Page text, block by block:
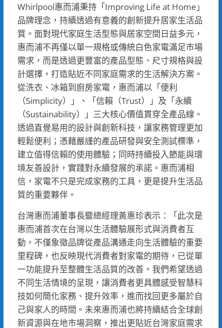
Whirlpool惠而浦秉持「Improving Life at Home」
品牌理念，持續透過有意義的創新提升居家生活品
質。面對現代家庭生活型態與居家空間日益多元，
惠而浦不再僅以單一規格或傳統白色家電滿足市場
需求，而是透過更豐富的產品型態、尺寸規格與設
計選擇，打造貼近不同家庭需求的生活解決方案。
從洗衣、冰箱到廚房家電，惠而浦以「便利
（Simplicity）」、「信賴（Trust）」及「永續
（Sustainability）」三大核心價值貫穿全產品線。
透過直覺易用的設計與創新科技，讓家務管理更加
輕鬆便利；憑藉嚴謹的產品研發與安全測試標準，
建立值得信賴的使用體驗；同時持續投入節能與環
境友善設計，實踐對永續發展的承諾。惠而浦相
信，家電不只是完成家務的工具，更是提升生活品
質的重要夥伴。
台灣惠而浦董事長暨總經理黃惠珍表示：「此次是
惠而浦首次在台灣以生活體驗展形式與消費者互
動，不僅象徵品牌從產品溝通走向生活體驗的重要
里程碑，也反映現代消費者對家電的期待，已從單
一功能提升至整體生活品質的改善。我們希望透過
不同生活情境的呈現，讓消費者更具體感受智慧科
技如何簡化家務、提升效率，進而找回更多屬於自
己與家人的時間。未來惠而浦也將持續結合全球創
新資源與在地市場洞察，推出更貼近台灣家庭需求